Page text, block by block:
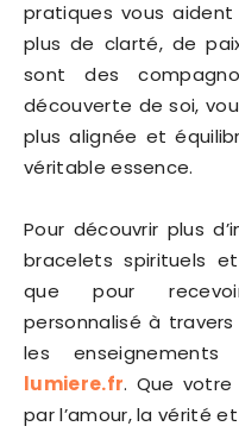
pratiques vous
plus de clarté, de
sont des
découverte de soi,
plus alignée et
véritable essence.
Pour découvrir plus
bracelets spirituels
que pour
personnalisé à
les
lumiere.fr. Que votre
par l’amour, la vérité